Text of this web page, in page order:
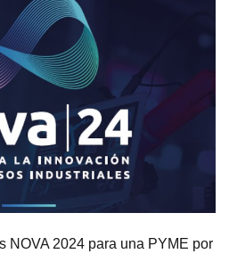
NOVA 2024 para una PYME por